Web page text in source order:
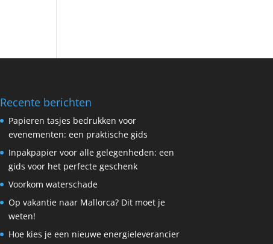
Recente berichten
Papieren tasjes bedrukken voor
evenementen: een praktische gids
Inpakpapier voor alle gelegenheden: een
gids voor het perfecte geschenk
Voorkom waterschade
Op vakantie naar Mallorca? Dit moet je
weten!
Hoe kies je een nieuwe energieleverancier